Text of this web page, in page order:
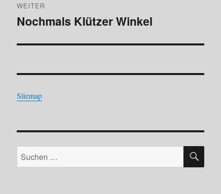
WEITER
Nächster
Nochmals Klützer Winkel
Sitemap
Suchen
nach: